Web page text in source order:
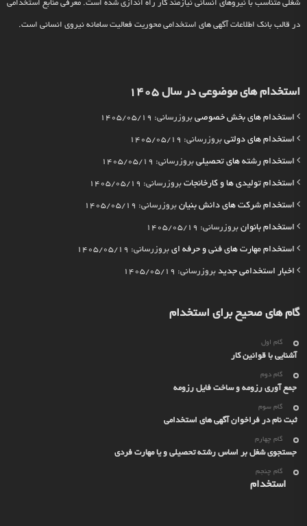
شغلی متناسب با نیروهای انسانی نیازمند کار راه اندازی شده است. معرفی منابع استخدامی
در قالب بانک اطلاعات آگهی های استخدامی محوریت فعالیت سامانه نیروی انسانی است.
استخدام های موضوعی در سال 1405
استخدام های بخش خصوصی بروزرسانی: 1405/05/19
استخدام های دولتی بروزرسانی: 1405/05/19
استخدام رشته های تحصیلی بروزرسانی: 1405/05/19
استخدام تولیدی ها و کارخانجات بروزرسانی: 1405/05/19
استخدام شرکت های دانش بنیان بروزرسانی: 1405/05/19
استخدام بانوان بروزرسانی: 1405/05/19
استخدام مهارت های فنی و حرفه ای بروزرسانی: 1405/05/19
اخبار استخدامی جدید بروزرسانی: 1405/05/19
گام های صحیح برای استخدام
گام اول
آشنایی با قوانین کار
گام دوم
جمع آوری رزومه و ساخت فایل رزومه
گام سوم
ثبت نام در فراخوان آگهی های استخدامی
گام چهارم
جستجوی شغل بر اساس رشته تحصیلی و یا مهارت فردی
گام چنجم
استخدام